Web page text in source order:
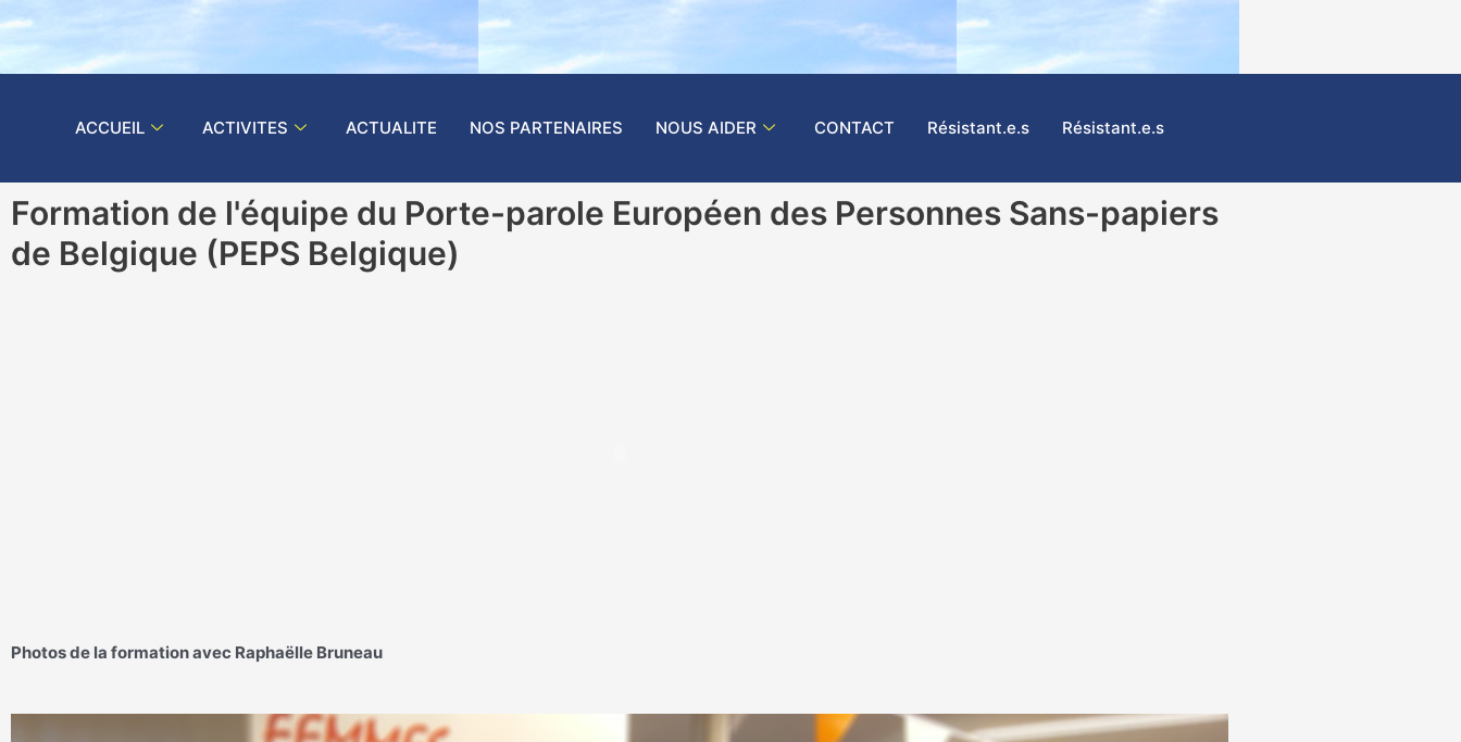
ACCUEIL ACTIVITES ACTUALITE NOS PARTENAIRES NOUS AIDER CONTACT Résistant.e.s Résistant.e.s
Formation de l'équipe du Porte-parole Européen des Personnes Sans-papiers
de Belgique (PEPS Belgique)
Photos de la formation avec Raphaëlle Bruneau